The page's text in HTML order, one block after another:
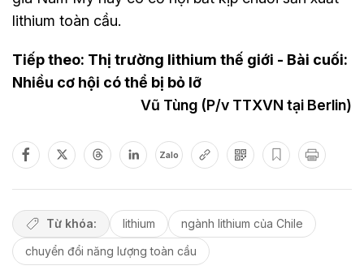
lithium toàn cầu.
Tiếp theo: Thị trường lithium thế giới - Bài cuối:
Nhiều cơ hội có thể bị bỏ lỡ
Vũ Tùng (P/v TTXVN tại Berlin)
Zalo
Từ khóa: lithium
ngành lithium của Chile
chuyển đổi năng lượng toàn cầu